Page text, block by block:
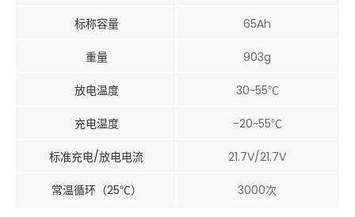
标称容量 65Ah
重量 903g
放电温度 30~55℃
充电温度 -20~55℃
标准充电/放电电流 21.7V/21.7V
常温循环（25℃） 3000次